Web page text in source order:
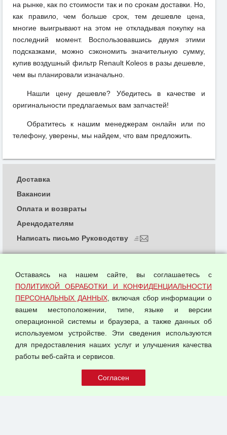
на рынке, как по стоимости так и по срокам доставки. Но,
как правило, чем больше срок, тем дешевле цена,
многие выигрывают на этом не откладывая покупку на
последний момент. Воспользовавшись двумя этими
подсказками, можно сэкономить значительную сумму,
купив воздушный фильтр Renault Koleos в разы дешевле,
чем вы планировали изначально.
Нашли цену дешевле? Убедитесь в качестве и
оригинальности предлагаемых вам запчастей!
Обратитесь к нашим менеджерам онлайн или по
телефону, уверены, мы найдем, что вам предложить.
© 2026 ООО "Феникс"
Политика обработки и конфиденциальности
персональных данных
Согласием на обработку персональных данных
Оферта оптовой купли-продажи
Публичная оферта
Доставка
Вакансии
Оплата и возвраты
Арендодателям
Написать письмо Руководству
Оставаясь на нашем сайте, вы соглашаетесь с
ПОЛИТИКОЙ ОБРАБОТКИ И КОНФИДЕНЦИАЛЬНОСТИ
ПЕРСОНАЛЬНЫХ ДАННЫХ, включая сбор информации о
вашем местоположении, типе, языке и версии
операционной системы и браузера, а также данных об
используемом устройстве. Эти сведения используются
для предоставления наших услуг и улучшения качества
работы веб-сайта и сервисов.